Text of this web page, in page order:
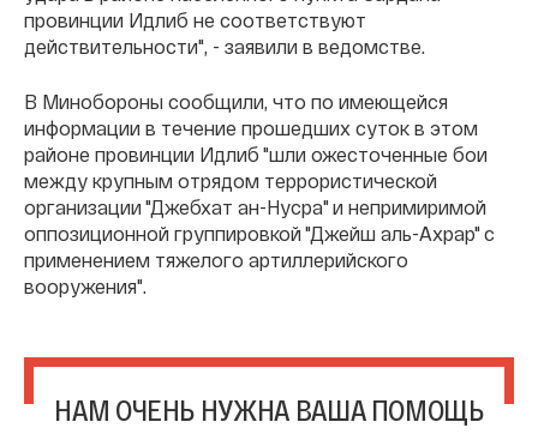
провинции Идлиб не соответствуют
действительности", - заявили в ведомстве.
В Минобороны сообщили, что по имеющейся
информации в течение прошедших суток в этом
районе провинции Идлиб "шли ожесточенные бои
между крупным отрядом террористической
организации "Джебхат ан-Нусра" и непримиримой
оппозиционной группировкой "Джейш аль-Ахрар" с
применением тяжелого артиллерийского
вооружения".
НАМ ОЧЕНЬ НУЖНА ВАША ПОМОЩЬ